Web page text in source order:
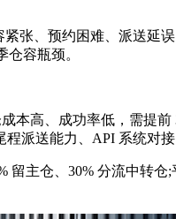
、预约困难、派送延
容瓶颈。
高、成功率低，需提前
派送能力、API 系统对
仓、30% 分流中转仓